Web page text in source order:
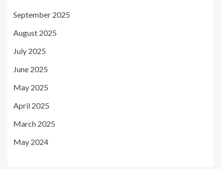
September 2025
August 2025
July 2025
June 2025
May 2025
April 2025
March 2025
May 2024